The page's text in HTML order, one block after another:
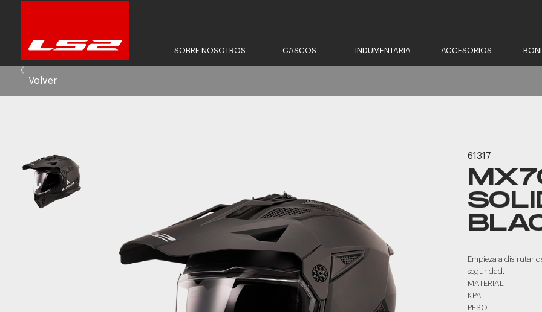
SOBRE NOSOTROS CASCOS INDUMENTARIA ACCESORIOS
Volver
61317
Empieza a disfrutar
seguridad.
MATERIAL
KPA
PESO